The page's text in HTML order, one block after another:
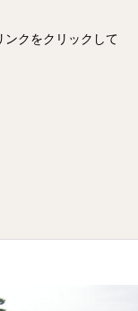
ンクをクリックして